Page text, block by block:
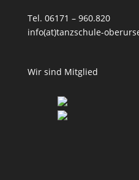
Tel. 06171 – 960.820
info(at)tanzschule-
Wir sind Mitglied